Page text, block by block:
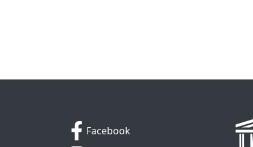
Facebook